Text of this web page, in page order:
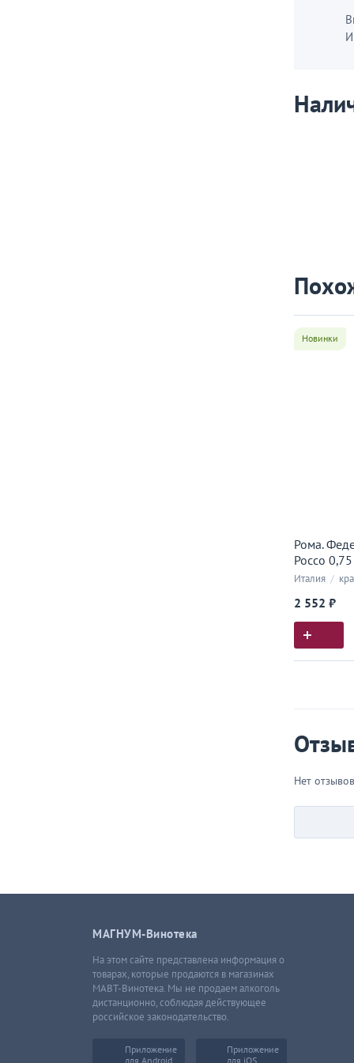
Новинки
Рома.
Россо
Италия /
2 552 ₽
Нет отзывов
МАГНУМ-Винотека
На этом сайте представлена информация о
товарах, которые продаются в магазинах
МАВТ-Винотека. Мы не продаем алкоголь
дистанционно, соблюдая действующее
российское законодательство.
Приложение
для Android
Приложение
для iOS